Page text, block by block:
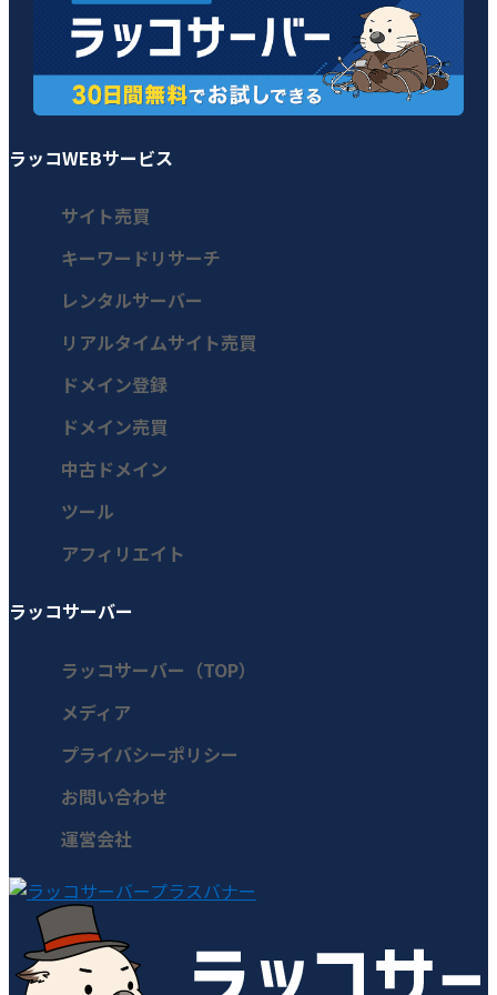
ラッコWEBサービス
サイト売買
キーワードリサーチ
レンタルサーバー
リアルタイムサイト売買
ドメイン登録
ドメイン売買
中古ドメイン
ツール
アフィリエイト
ラッコサーバー
ラッコサーバー（TOP）
メディア
プライバシーポリシー
お問い合わせ
運営会社